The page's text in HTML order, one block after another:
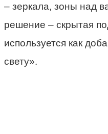
– зеркала, зоны над
решение – скрытая
используется как
свету».